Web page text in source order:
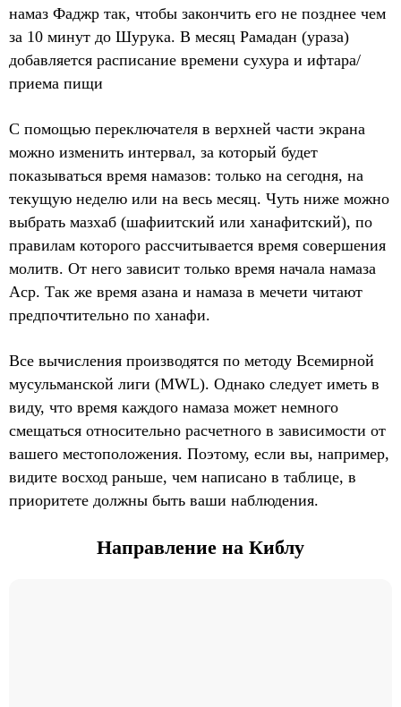
намаз Фаджр так, чтобы закончить его не позднее чем
за 10 минут до Шурука. В месяц Рамадан (ураза)
добавляется расписание времени сухура и ифтара/
приема пищи
С помощью переключателя в верхней части экрана
можно изменить интервал, за который будет
показываться время намазов: только на сегодня, на
текущую неделю или на весь месяц. Чуть ниже можно
выбрать мазхаб (шафиитский или ханафитский), по
правилам которого рассчитывается время совершения
молитв. От него зависит только время начала намаза
Аср. Так же время азана и намаза в мечети читают
предпочтительно по ханафи.
Все вычисления производятся по методу Всемирной
мусульманской лиги (MWL). Однако следует иметь в
виду, что время каждого намаза может немного
смещаться относительно расчетного в зависимости от
вашего местоположения. Поэтому, если вы, например,
видите восход раньше, чем написано в таблице, в
приоритете должны быть ваши наблюдения.
Направление на Киблу